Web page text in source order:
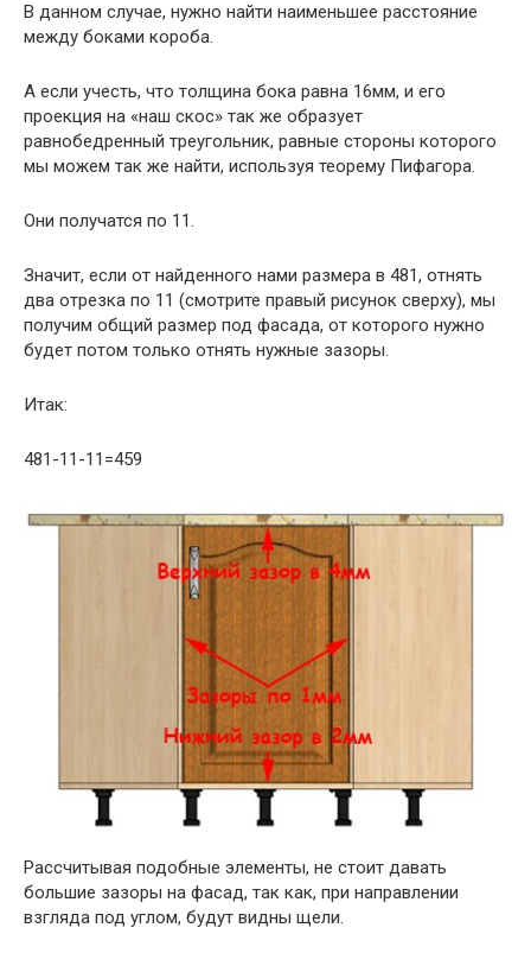
В данном случае, нужно найти наименьшее расстояние
между боками короба.
А если учесть, что толщина бока равна 16мм, и его
проекция на «наш скос» так же образует
равнобедренный треугольник, равные стороны которого
мы можем так же найти, используя теорему Пифагора.
Они получатся по 11.
Значит, если от найденного нами размера в 481, отнять
два отрезка по 11 (смотрите правый рисунок сверху), мы
получим общий размер под фасада, от которого нужно
будет потом только отнять нужные зазоры.
Итак:
481-11-11=459
Рассчитывая подобные элементы, не стоит давать
большие зазоры на фасад, так как, при направлении
взгляда под углом, будут видны щели.